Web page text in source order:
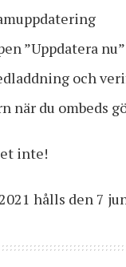
”Uppdatera nu”
och
när du ombeds
inte!
hålls den 7